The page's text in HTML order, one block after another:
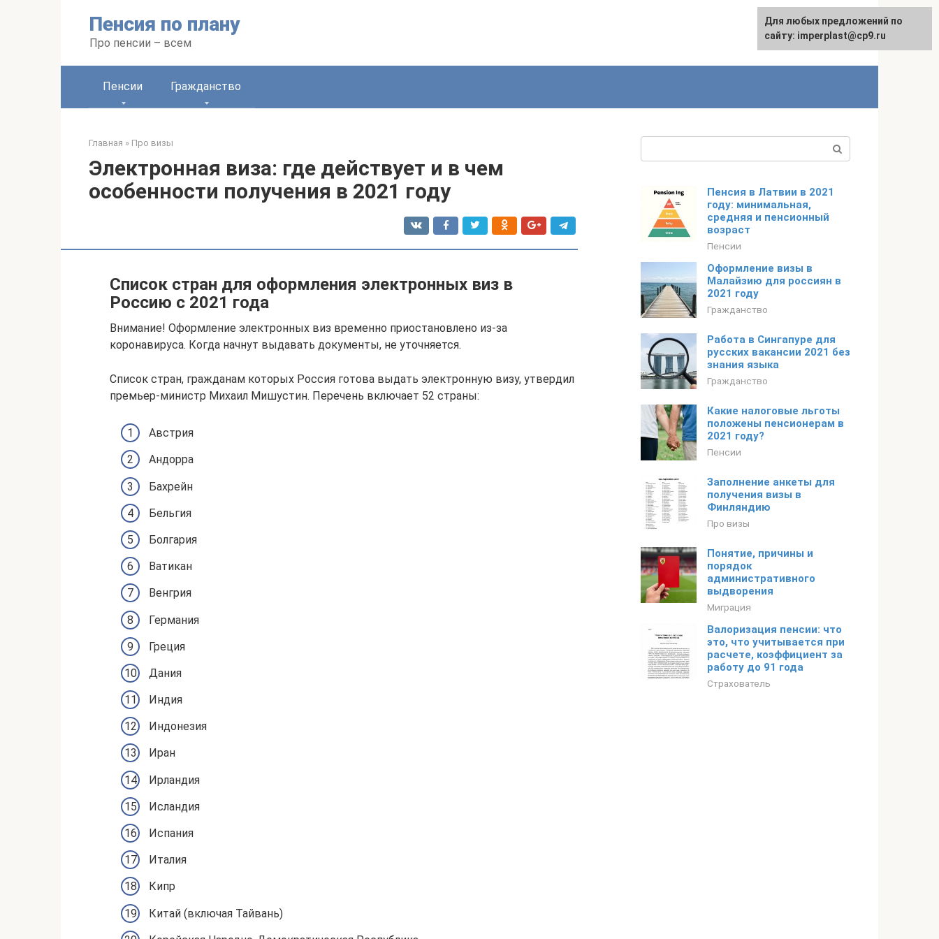
Пенсия по плану
Про пенсии – всем
Пенсии Гражданство
Главная » Про визы
Электронная виза: где действует и в чем
особенности получения в 2021 году
Список стран для оформления электронных виз в
Россию с 2021 года
Внимание! Оформление электронных виз временно приостановлено из-за
коронавируса. Когда начнут выдавать документы, не уточняется.
Список стран, гражданам которых Россия готова выдать электронную визу, утвердил
премьер-министр Михаил Мишустин. Перечень включает 52 страны:
Австрия
Андорра
Бахрейн
Бельгия
Болгария
Ватикан
Венгрия
Германия
Греция
Дания
Индия
Индонезия
Иран
Ирландия
Исландия
Испания
Италия
Кипр
Китай (включая Тайвань)
Пенсия в Латвии в 2021
году: минимальная,
средняя и пенсионный
возраст
Пенсии
Оформление визы в
Малайзию для россиян в
2021 году
Гражданство
Работа в Сингапуре для
русских вакансии 2021 без
знания языка
Гражданство
Какие налоговые льготы
положены пенсионерам в
2021 году?
Пенсии
Заполнение анкеты для
получения визы в
Финляндию
Про визы
Понятие, причины и
порядок
административного
выдворения
Миграция
Валоризация пенсии: что
это, что учитывается при
расчете, коэффициент за
работу до 91 года
Страхователь
Для любых предложений по
сайту: imperplast@cp9.ru